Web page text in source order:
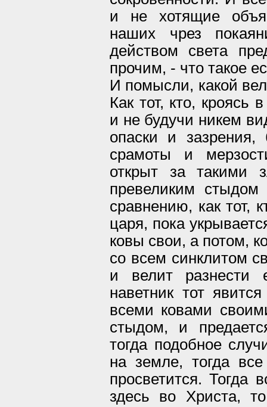
и не хотящие
наших чрез
действом света
прочим, - что такое
И помысли, какой
Как тот, кто, кроясь
и не будучи никем
опаски и зазрения,
срамоты и
открыт за такими
превеликим
сравнению, как тот,
царя, пока
ковы свои, а потом,
со всем синклитом
и велит разнести
наветник тот
всеми ковами
стыдом, и
тогда подобное
на земле, тогда
просветится. Тогда
здесь во Христа,